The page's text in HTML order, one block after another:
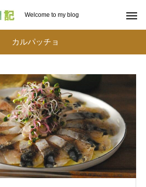
Welcome to my blog
カルパッチョ